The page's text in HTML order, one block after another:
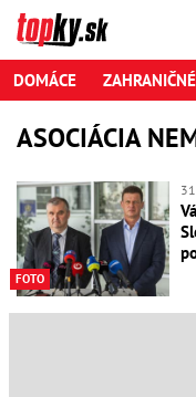
DOMÁCE ZAHRANIČNÉ
ASOCIÁCIA
FOTO